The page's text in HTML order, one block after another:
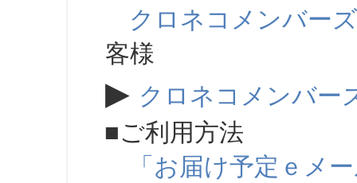
クロネコメンバーズ
客様
▶ クロネコメンバー
■ご利用方法
「お届け予定ｅメ